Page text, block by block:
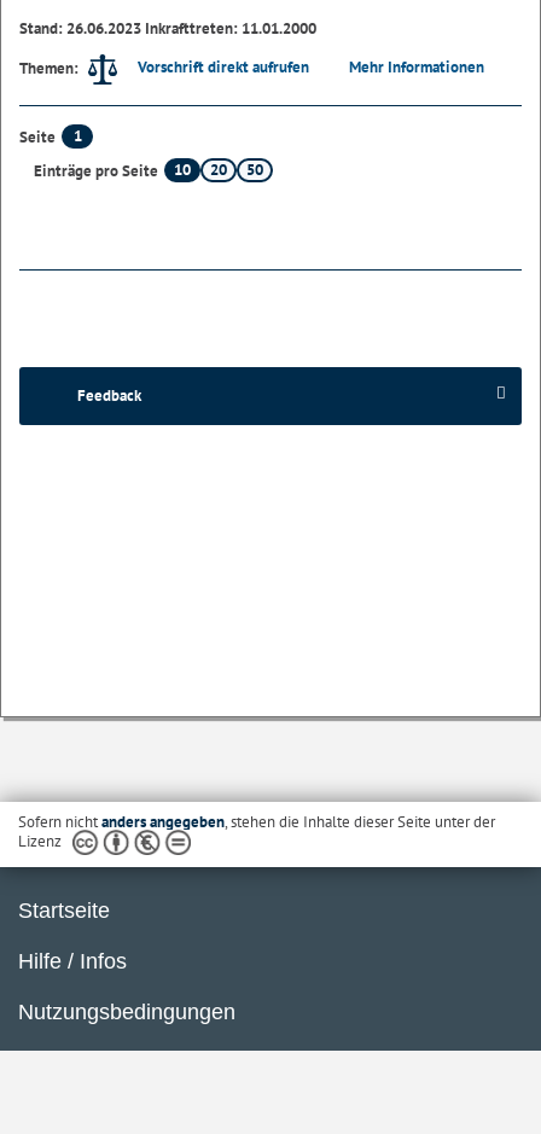
Stand: 26.06.2023 Inkrafttreten: 11.01.2000
Themen:
Vorschrift direkt aufrufen Mehr Informationen
Seite
1
Einträge pro Seite
10 20 50
Feedback
Sofern nichtanders angegeben, stehen die Inhalte dieser Seite unter der
Lizenz
Startseite
Hilfe / Infos
Nutzungsbedingungen